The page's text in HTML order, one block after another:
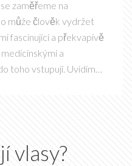
zaměřeme na
může člověk vydržet
fascinující a překvapivě
a
toho vstupují. Uvidíme,
vlasy?